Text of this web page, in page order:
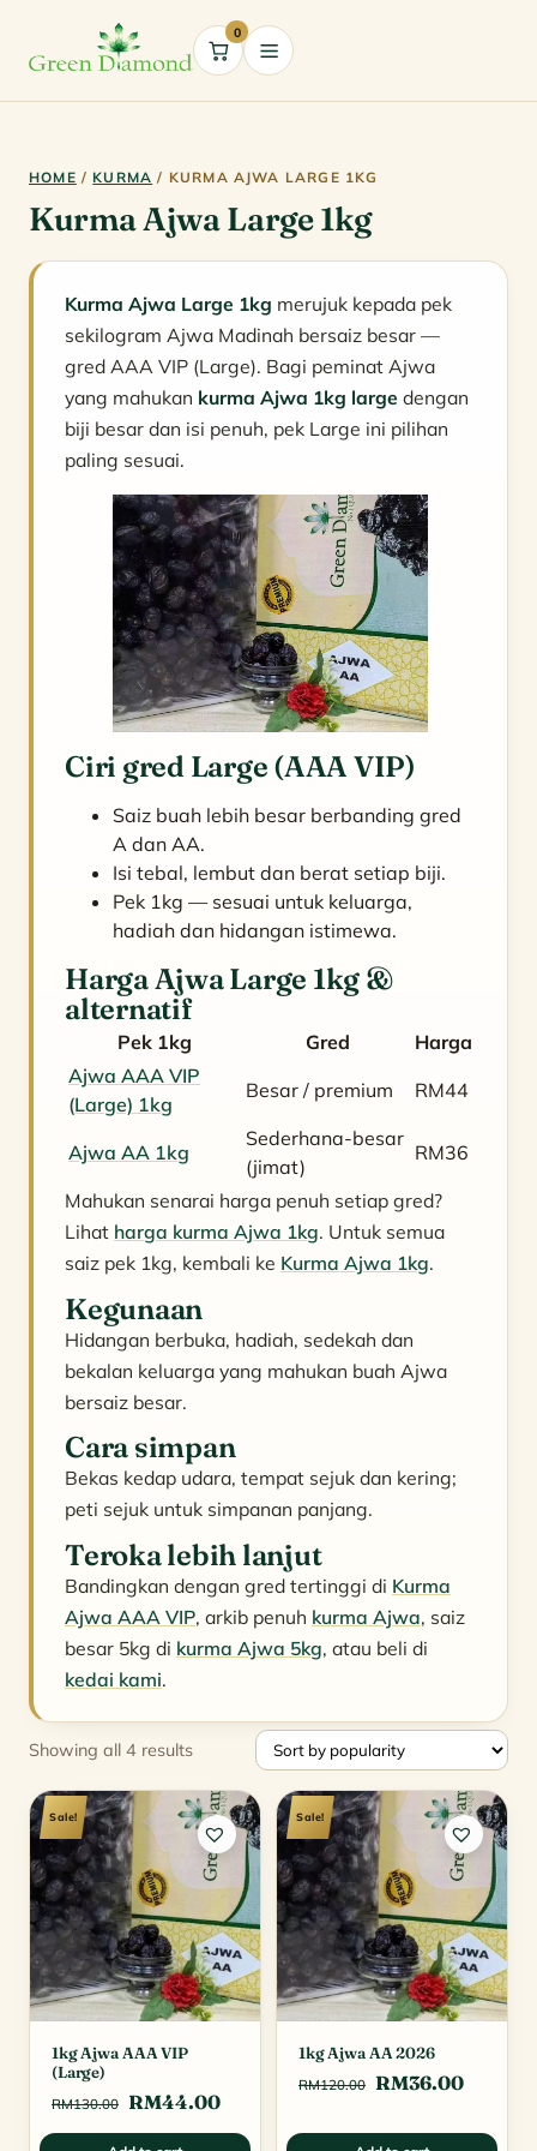
Cart
0
HOME / KURMA / KURMA AJWA LARGE 1KG
Kurma Ajwa Large 1kg
Kurma Ajwa Large 1kg merujuk kepada pek
sekilogram Ajwa Madinah bersaiz besar —
gred AAA VIP (Large). Bagi peminat Ajwa
yang mahukan kurma Ajwa 1kg large dengan
biji besar dan isi penuh, pek Large ini pilihan
paling sesuai.
Ciri gred Large (AAA VIP)
Saiz buah lebih besar berbanding gred
A dan AA.
Isi tebal, lembut dan berat setiap biji.
Pek 1kg — sesuai untuk keluarga,
hadiah dan hidangan istimewa.
Harga Ajwa Large 1kg &
alternatif
Pek 1kg Gred
Harga
Ajwa AAA VIP
(Large) 1kg
Besar / premium RM44
Ajwa AA 1kg
Sederhana-besar
(jimat)
RM36
Mahukan senarai harga penuh setiap gred?
Lihat harga kurma Ajwa 1kg. Untuk semua
saiz pek 1kg, kembali ke Kurma Ajwa 1kg.
Kegunaan
Hidangan berbuka, hadiah, sedekah dan
bekalan keluarga yang mahukan buah Ajwa
bersaiz besar.
Cara simpan
Bekas kedap udara, tempat sejuk dan kering;
peti sejuk untuk simpanan panjang.
Teroka lebih lanjut
Bandingkan dengan gred tertinggi di Kurma
Ajwa AAA VIP, arkib penuh kurma Ajwa, saiz
besar 5kg di kurma Ajwa 5kg, atau beli di
kedai kami.
Showing all 4 resultsSorted
popularity
Sale!
1kg Ajwa AAA VIP
(Large)
RM130.00 Original
price
RM44.00Current
price
Sale!
1kg Ajwa AA 2026
RM120.00 Original
was:
RM36.00
is: